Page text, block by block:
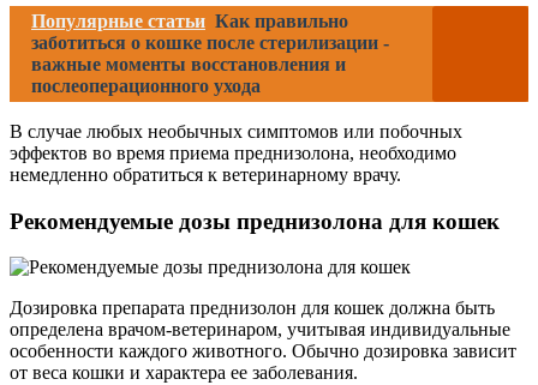
Популярные статьи Как правильно
заботиться о кошке после стерилизации -
важные моменты восстановления и
послеоперационного ухода
В случае любых необычных симптомов или побочных
эффектов во время приема преднизолона, необходимо
немедленно обратиться к ветеринарному врачу.
Рекомендуемые дозы преднизолона для кошек
Дозировка препарата преднизолон для кошек должна быть
определена врачом-ветеринаром, учитывая индивидуальные
особенности каждого животного. Обычно дозировка зависит
от веса кошки и характера ее заболевания.